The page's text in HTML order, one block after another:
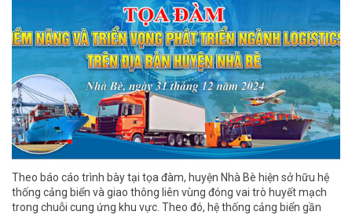
Theo báo cáo trình bày tại tọa đàm, huyện Nhà Bè hiện sở hữu hệ
thống cảng biển và giao thông liên vùng đóng vai trò huyết mạch
trong chuỗi cung ứng khu vực. Theo đó, hệ thống cảng biển gần